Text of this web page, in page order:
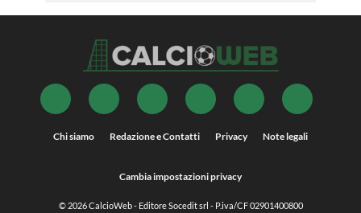
Chi siamo Redazione e Contatti Privacy Note legali
Cambia impostazioni privacy
© 2026CalcioWeb- Editore Socedit srl - P.iva/CF 02901400800